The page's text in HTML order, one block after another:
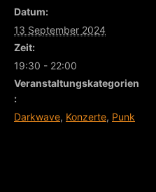
Datum:
13 September 2024
Zeit:
19:30 - 22:00
Veranstaltungskategorien
:
Darkwave, Konzerte, Punk